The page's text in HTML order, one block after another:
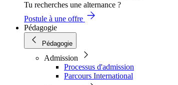
Tu recherches une alternance ?
Postule à une offre
Pédagogie
Pédagogie
Admission
Processus d'admission
Parcours International